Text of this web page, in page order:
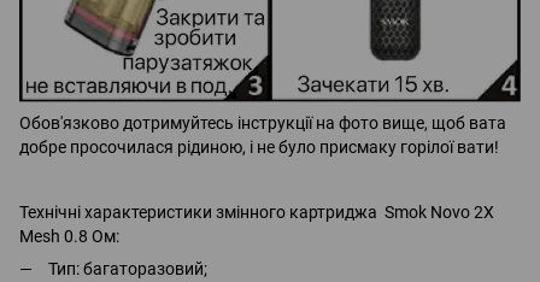
Обов'язково дотримуйтесь інструкції на фото вище, щоб вата
добре просочилася рідиною, і не було присмаку горілої вати!
Технічні характеристики змінного картриджа Smok Novo 2X
Mesh 0.8 Ом:
Тип: багаторазовий;